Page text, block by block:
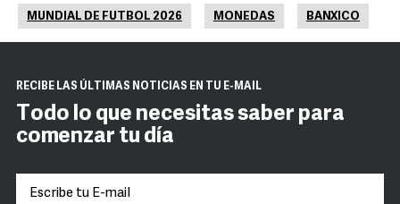
MUNDIAL DE FUTBOL 2026 MONEDAS BANXICO
RECIBE LAS ÚLTIMAS NOTICIAS EN TU E-MAIL
Todo lo que necesitas saber para
comenzar tu día